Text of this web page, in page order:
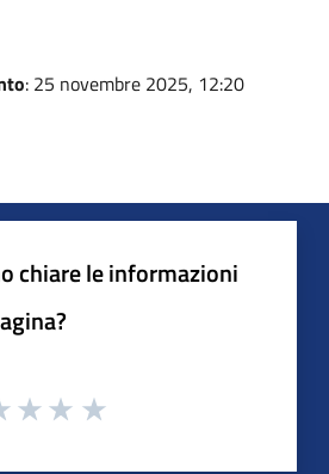
: 25 novembre 2025, 12:20
chiare le informazioni